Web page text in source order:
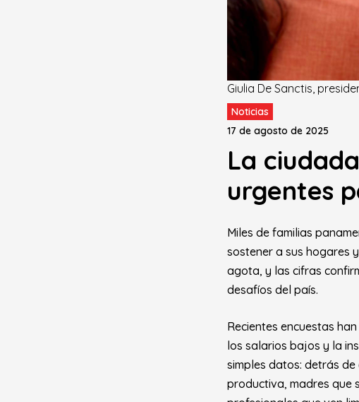
Giulia De Sanctis,
Noticias
17 de agosto de 2025
La
urgentes
Miles de familias
sostener a sus hogares
agota, y las cifras
desafíos del país.
Recientes encuestas
los salarios bajos y la
simples datos: detrás
productiva, madres que